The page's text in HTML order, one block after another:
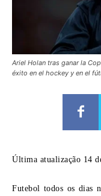
Ariel Holan tras ganar la
éxito en el hockey y en el
Última atualização 14
Futebol todos os dias